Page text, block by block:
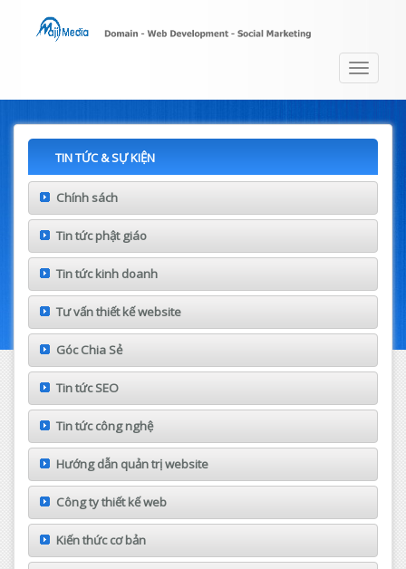
Toggle
TIN TỨC & SỰ KIỆN
Chính sách
Tin tức phật giáo
Tin tức kinh doanh
Tư vấn thiết kế website
Góc Chia Sẻ
Tin tức SEO
Tin tức công nghệ
Hướng dẫn quản trị website
Công ty thiết kế web
Kiến thức cơ bản